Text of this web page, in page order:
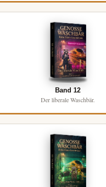
Band 12
Der liberale Waschbär.